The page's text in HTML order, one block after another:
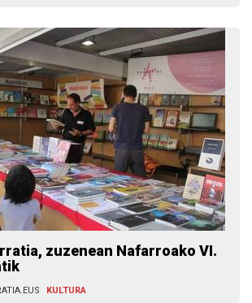
zuzenean Nafarroako VI.
KULTURA